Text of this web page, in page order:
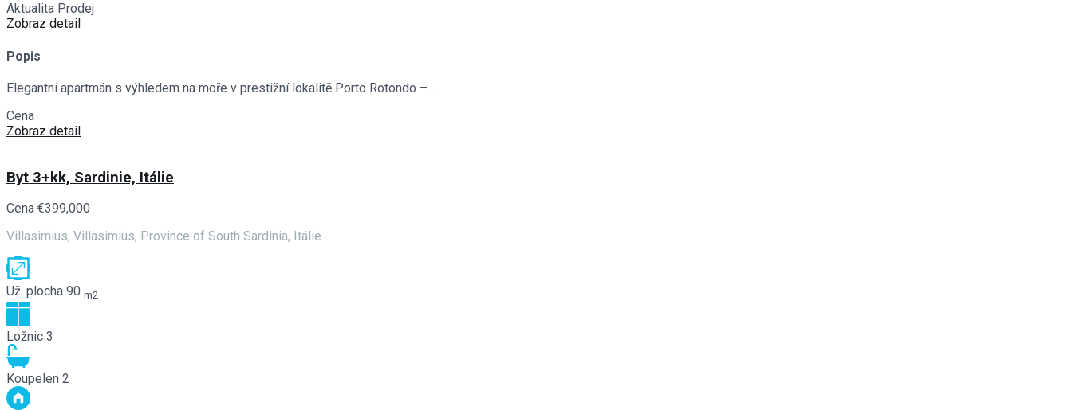
Aktualita Prodej
Zobraz detail
Popis
Elegantní apartmán s výhledem na moře v prestižní lokalitě Porto Rotondo –…
Cena
Zobraz detail
Byt 3+kk, Sardinie, Itálie
Cena €399,000
Villasimius, Villasimius, Province of South Sardinia, Itálie
Už. plocha 90 m2
Ložnic 3
Koupelen 2